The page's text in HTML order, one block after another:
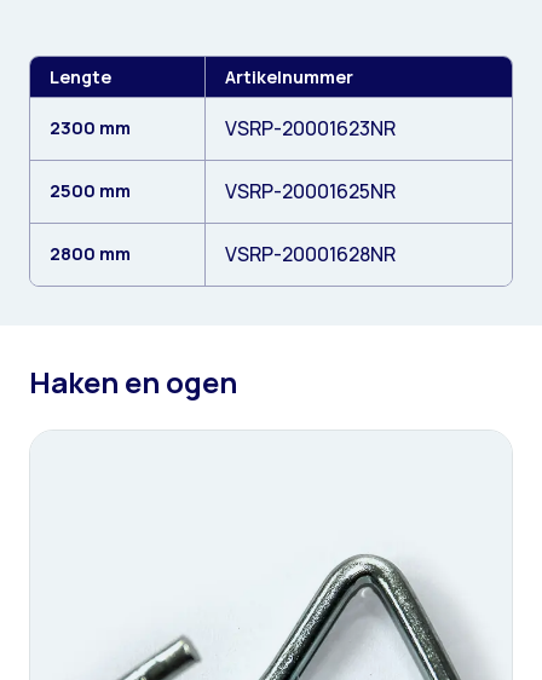
Lengte Artikelnummer
2300 mm VSRP-20001623NR
2500 mm VSRP-20001625NR
2800 mm VSRP-20001628NR
Haken en ogen